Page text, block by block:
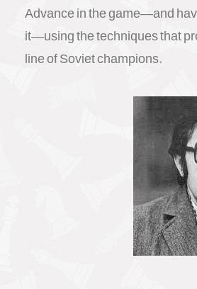
Advance in the game―and
it―using the techniques that
line of Soviet champions.